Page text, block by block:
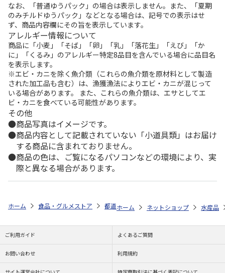
なお、「普通ゆうパック」の場合は表示しません。また、「夏期
のみチルドゆうパック」などとなる場合は、記号での表示はせ
ず、商品内容欄にその旨を表示しています。
アレルギー情報について
商品に「小麦」「そば」「卵」「乳」「落花生」「えび」「か
に」「くるみ」のアレルギー特定8品目を含んでいる場合に品目名
を表示します。
※エビ・カニを除く魚介類（これらの魚介類を原材料として製造
された加工品も含む）は、漁獲漁法によりエビ・カニが混じって
いる場合があります。 また、これらの魚介類は、エサとしてエ
ビ・カニを食べている可能性があります。
その他
商品写真はイメージです。
商品内容として記載されていない「小道具類」はお届け
する商品に含まれておりません。
商品の色は、ご覧になるパソコンなどの環境により、実
際と異なる場合があります。
ホーム 食品・グルメストア 都道府県から探す 埼玉県 国産うな
ホーム ネットショップ 水産品
ご利用ガイド よくあるご質問
お問い合わせ 利用規約